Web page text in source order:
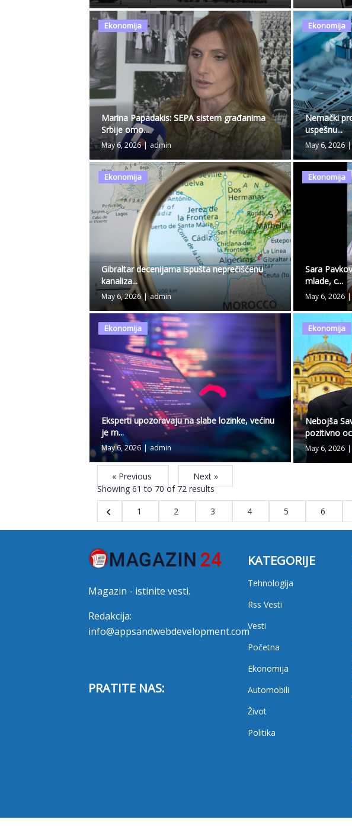
Ekonomija
Marina Papadakis: SEPA sistem građanima
Srbije omo...
May 6, 2026 | admin
Ekonomija
Nemački
uspešnu...
May 6, 2026 |
Ekonomija
Gibraltar decenijama ispušta neprečišćenu
kanaliza...
May 6, 2026 | admin
Ekonomija
Sara
mlade, c...
May 6, 2026 |
Ekonomija
Eksperti upozoravaju na slabe lozinke, većinu
je m...
May 6, 2026 | admin
Ekonomija
Nebojša
pozitivno
May 6, 2026 |
« Previous
Next »
Showing61to70of 72results
1
2 3 4 5 6
Magazin - istinite vesti.
Redakcija:
info@appsandwebdevelopment.com
PRATITE NAS:
KATEGORIJE
Tehnologija
Rss Vesti
Vesti
Početna
Ekonomija
Automobili
Život
Politika